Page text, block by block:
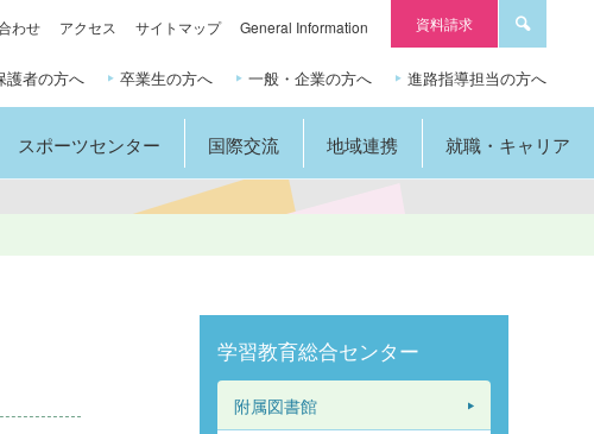
スポーツセンター 国際交流 地域連携 就職・キャリア
護者の方へ 卒業生の方へ 一般・企業の方へ 進路指導担当の方へ
資料請求
わせ アクセス サイトマップ General Information
学習教育総合センター
附属図書館